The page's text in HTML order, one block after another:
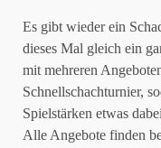
Es gibt wieder ein
dieses Mal gleich ein
mit mehreren
Schnellschachturnier,
Spielstärken etwas
Alle Angebote finden